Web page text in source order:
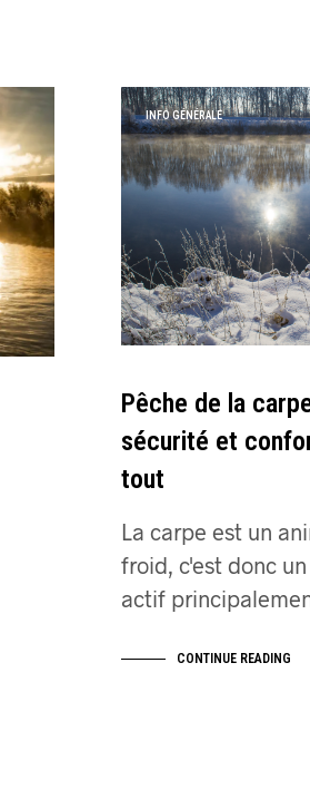
INFO GÉNÉRALE
Pêche de la
sécurité et
tout
La carpe est un
froid, c'est donc
actif
CONTINUE READING